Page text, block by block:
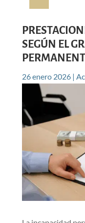
SEGÚN EL
26 enero 2026|